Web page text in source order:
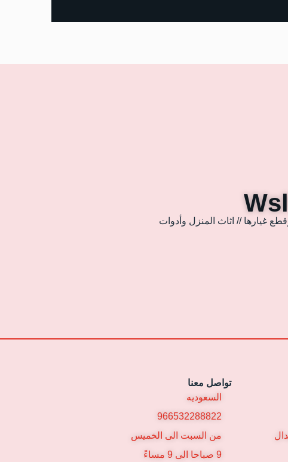
غيارها // اثاث المنزل وأدوات
تواصل معنا
السعوديه
966532288822
من السبت الى الخميس
9 صباحا الى 9 مساءً